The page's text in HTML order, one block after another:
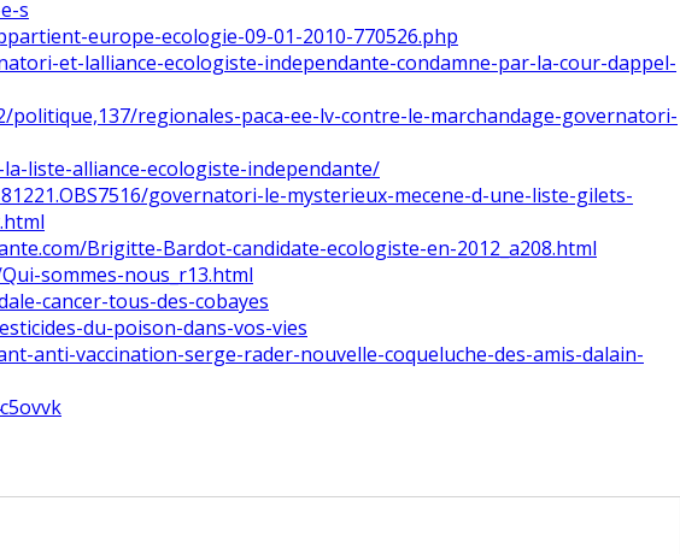
s
europe-ecologie-09-01-2010-770526.php
et-lalliance-ecologiste-independante-condamne-par-la-cour-dappel-
politique,137/regionales-paca-ee-lv-contre-le-marchandage-governatori-
liste-alliance-ecologiste-independante/
governatori-le-mysterieux-mecene-d-une-liste-gilets-
Brigitte-Bardot-candidate-ecologiste-en-2012_a208.html
sommes-nous_r13.html
cancer-tous-des-cobayes
du-poison-dans-vos-vies
anti-vaccination-serge-rader-nouvelle-coqueluche-des-amis-dalain-